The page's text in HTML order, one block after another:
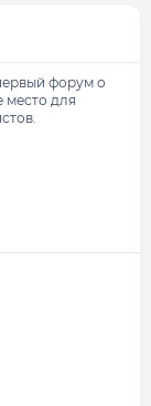
форум о
место для